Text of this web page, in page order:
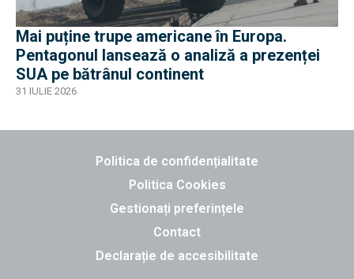
Mai puține trupe americane în Europa.
Pentagonul lansează o analiză a prezenței
SUA pe bătrânul continent
31 IULIE 2026
Politica de confidențialitate
Politica Cookies
Gestionați preferințele
Contact
Declarație de accesibilitate